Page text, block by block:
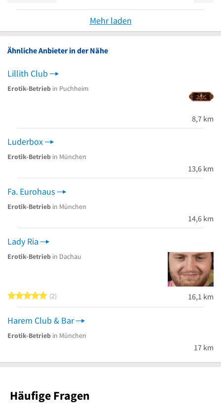
Mehr laden
Ähnliche Anbieter in der Nähe
Lillith Club
Erotik-Betrieb in Puchheim
8,7 km
Luderbox
Erotik-Betrieb in München
13,6 km
Fa. Eurohaus
Erotik-Betrieb in München
14,6 km
Lady Ria
Erotik-Betrieb in Dachau
5 von 5 Sternen
2 16,1 km
Harem Club & Bar
Erotik-Betrieb in München
17 km
Häufige Fragen